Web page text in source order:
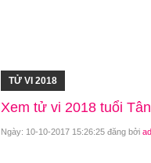
TỬ VI 2018
Xem tử vi 2018 tuổi
Ngày: 10-10-2017 15:26:25 đăng bởi